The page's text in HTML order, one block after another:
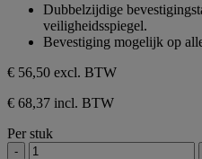
sterren.
Dubbelzijdige
veiligheidsspiegel.
Bevestiging mogelijk op
€ 56,50 excl. BTW
€ 68,37 incl. BTW
Per stuk
-